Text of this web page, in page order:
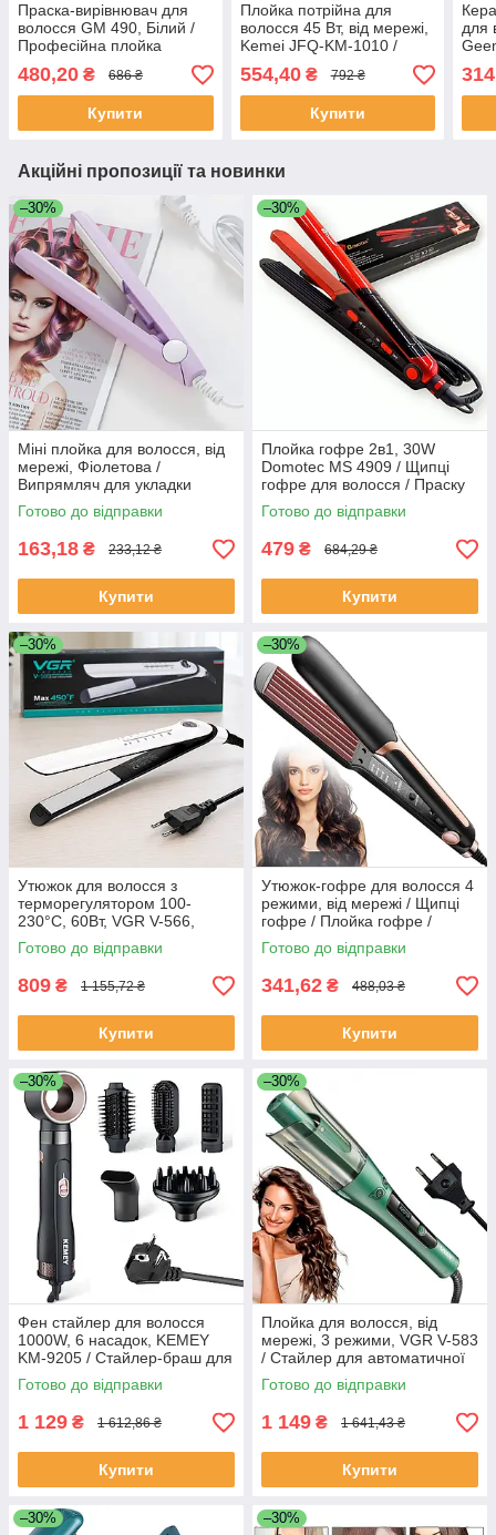
Праска-вирівнювач для
волосся GM 490, Білий /
Професійна плойка
випрямляч / Стайлер
480,20 ₴ 686 ₴
Купити
Плойка потрійна для
волосся 45 Вт, від мережі,
Kemei JFQ-KM-1010 /
Щипці для локонів /
Прилад для укладання
волосся
554,40₴ 792 ₴
Купити
для
Акційні пропозиції та новинки
–30%
Міні плойка для волосся, від
мережі, Фіолетова /
Випрямляч для укладки
волосся / Міні утюжок для
стайлінга
Готово до відправки
163,18 ₴ 233,12 ₴
Купити
–30%
Плойка гофре 2в1, 30W
Domotec MS 4909 / Щипці
гофре для волосся / Праску
для випрямлення волосся
Готово до відправки
479 ₴ 684,29 ₴
Купити
–30%
Утюжок для волосся з
терморегулятором 100-
230°C, 60Вт, VGR V-566,
Білий / Плойка для
вирівнювання волосся /
Випрямляч для волосся
Готово до відправки
809 ₴ 1 155,72 ₴
Купити
–30%
Утюжок-гофре для волосся 4
режими, від мережі / Щипці
гофре / Плойка гофре /
Утюжок для волосся
Готово до відправки
341,62 ₴ 488,03 ₴
Купити
–30%
Фен стайлер для волосся
1000W, 6 насадок, KEMEY
KM-9205 / Стайлер-браш для
укладання волосся / Фен
щітка для волосся
Готово до відправки
1 129 ₴ 1 612,86 ₴
Купити
–30%
Плойка для волосся, від
мережі, 3 режими, VGR V-583
/ Стайлер для автоматичної
завивки волосся
Готово до відправки
1 149 ₴ 1 641,43 ₴
Купити
–30% –30%